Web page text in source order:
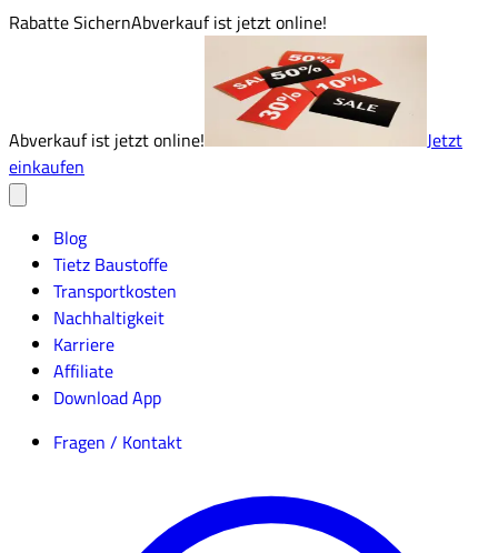
Rabatte SichernAbverkauf ist jetzt online!
Abverkauf ist jetzt online!
Jetzt
einkaufen
Blog
Tietz Baustoffe
Transportkosten
Nachhaltigkeit
Karriere
Affiliate
Download App
Fragen / Kontakt